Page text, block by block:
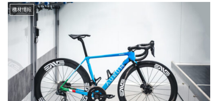
機材情報